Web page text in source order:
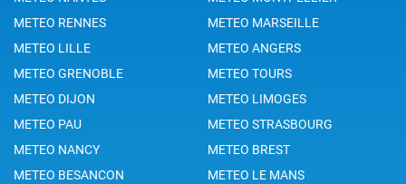
METEO RENNES
METEO MARSEILLE
METEO LILLE
METEO ANGERS
METEO GRENOBLE
METEO TOURS
METEO DIJON
METEO LIMOGES
METEO PAU
METEO STRASBOURG
METEO NANCY
METEO BREST
METEO BESANCON
METEO LE MANS